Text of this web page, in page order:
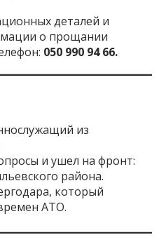
деталей и
о прощании
050 990 94 66.
из
и ушел на фронт:
района.
который
АТО.